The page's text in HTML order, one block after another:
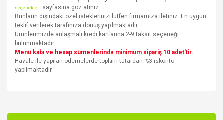
seçenekleri sayfasına göz atınız.
Bunların dışındaki özel isteklerinizi lütfen firmamıza iletiniz. En uygun
teklif verilerek tarafınıza dönüş yapılmaktadır.
Ürünlerimizde anlaşmalı kredi kartlarına 2-9 taksit seçeneği
bulunmaktadır.
Menü kabı ve hesap sümenlerinde minimum sipariş 10 adet'tir.
Havale ile yapılan ödemelerde toplam tutardan %3 iskonto
yapılmaktadır.
kullanarak tarafımıza iletebilirsiniz.